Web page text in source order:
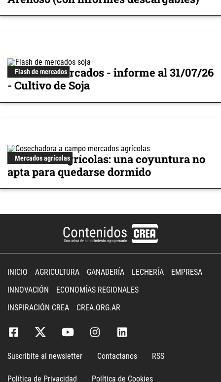
Flash de mercados
Flash de mercados - informe al 31/07/26
- Cultivo de Soja
Mercados agrícolas
Mercados agrícolas: una coyuntura no
apta para quedarse dormido
INICIO AGRICULTURA GANADERÍA LECHERÍA
EMPRESA
INNOVACIÓN
ECONOMÍAS REGIONALES
INSPIRACIÓN CREA
CREA.ORG.AR
Suscribite al newsletter Contactanos RSS
Política de Privacidad Política de Cookies